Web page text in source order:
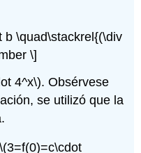
b \quad\stackrel{(\div
\]
4^x\). Obsérvese
se utilizó que la
\(3=f(0)=c\cdot